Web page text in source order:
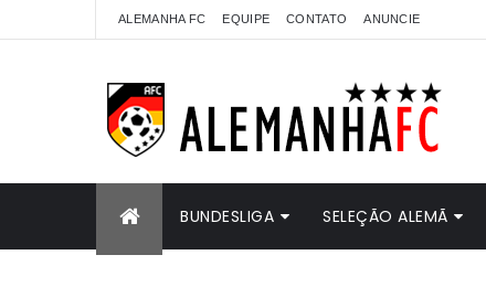
ALEMANHA FC EQUIPE CONTATO ANUNCIE
BUNDESLIGA SELEÇÃO ALEMÃ